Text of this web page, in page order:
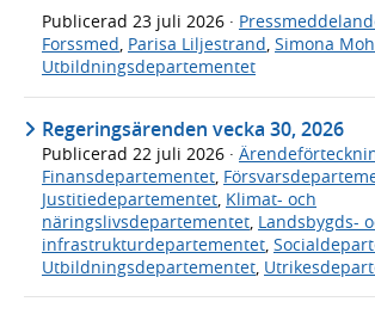
Publicerad 23 juli 2026 ·
Forssmed, Parisa Liljestrand, Simona
Utbildningsdepartementet
Regeringsärenden vecka 30, 2026
Publicerad 22 juli 2026 ·
Finansdepartementet,
Justitiedepartementet, Klimat- och
näringslivsdepartementet, Landsbygds-
infrastrukturdepartementet,
Utbildningsdepartementet,